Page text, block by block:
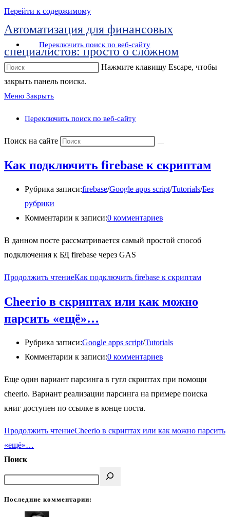
Перейти к содержимому
Автоматизация для финансовых
специалистов: просто о сложном
Переключить поиск по веб-сайту
Нажмите клавишу Escape, чтобы
закрыть панель поиска.
Меню Закрыть
Переключить поиск по веб-сайту
Поиск на сайте
Как подключить firebase к скриптам
Рубрика записи:firebase/Google apps script/Tutorials/Без
рубрики
Комментарии к записи:0 комментариев
В данном посте рассматривается самый простой способ
подключения к БД firebase через GAS
Продолжить чтениеКак подключить firebase к скриптам
Cheerio в скриптах или как можно
парсить «ещё»…
Рубрика записи:Google apps script/Tutorials
Комментарии к записи:0 комментариев
Еще один вариант парсинга в гугл скриптах при помощи
cheerio. Вариант реализации парсинга на примере поиска
книг доступен по ссылке в конце поста.
Продолжить чтениеCheerio в скриптах или как можно парсить
«ещё»…
Поиск
Последние комментарии: